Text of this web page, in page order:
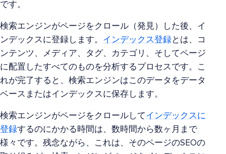
です。
検索エンジンがページをクロール（発見）した後、イ
ンデックスに登録します。 インデックス登録とは、コ
ンテンツ、メディア、タグ、カテゴリ、そしてページ
に配置したすべてのものを分析するプロセスです。こ
れが完了すると、検索エンジンはこのデータをデータ
ベースまたはインデックスに保存します。
検索エンジンがページをクロールしてインデックスに
登録するのにかかる時間は、数時間から数ヶ月まで
様々です。残念ながら、これは、そのページのSEOの